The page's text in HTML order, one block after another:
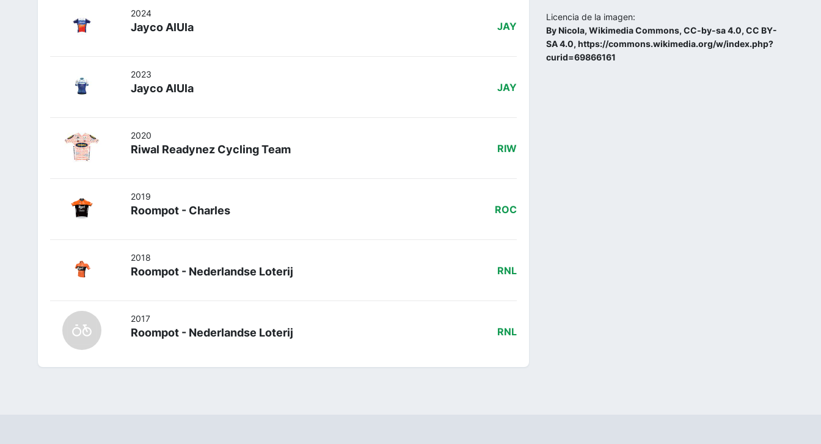
2024
Jayco AlUla JAY
2023
Jayco AlUla JAY
2020
Riwal Readynez Cycling Team RIW
2019
Roompot - Charles ROC
2018
Roompot - Nederlandse Loterij RNL
2017
Roompot - Nederlandse Loterij RNL
Licencia de la imagen:
By Nicola, Wikimedia Commons, CC-by-sa 4.0, CC BY-
SA 4.0, https://commons.wikimedia.org/w/index.php?
curid=69866161